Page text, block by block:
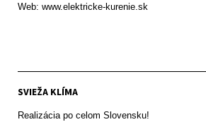
Web: www.elektricke-kurenie.sk
SVIEŽA KLÍMA
Realizácia po celom Slovensku!